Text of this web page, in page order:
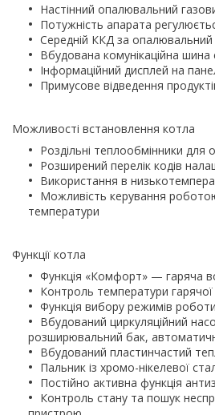
Настінний опалювальний
Потужність апарата
Середній ККД за опалювальний
Вбудована комунікаційна шина
Інформаційний дисплей на
Примусове відведення
Можливості встановлення котла
Роздільні теплообмінники для
Розширений перелік кодів
Використання в
Можливість керування
температури
Функції котла
Функція «Комфорт» — гаряча
Контроль температури гарячої
Функція вибору режимів
Вбудований циркуляційний
розширювальний бак,
Вбудований пластинчастий
Пальник із хромо-нікелевої
Постійно активна функція
Контроль стану та пошук